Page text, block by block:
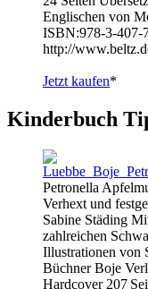
Englischen von
ISBN:978-3-407-
http://
Jetzt kaufen*
Kinderbuch
Petronella
Verhext und
Sabine Städing
zahlreichen
Illustrationen von
Büchner Boje
Hardcover 207